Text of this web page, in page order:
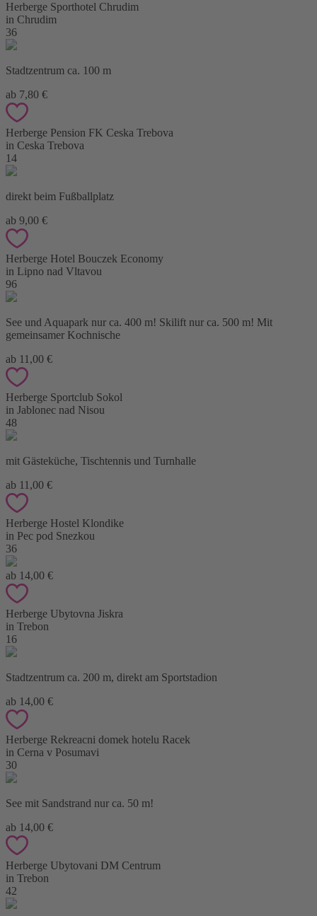
Herberge Sporthotel Chrudim
in Chrudim
36
Stadtzentrum ca. 100 m
ab 7,80 €
Herberge Pension FK Ceska Trebova
in Ceska Trebova
14
direkt beim Fußballplatz
ab 9,00 €
Herberge Hotel Bouczek Economy
in Lipno nad Vltavou
96
See und Aquapark nur ca. 400 m! Skilift nur ca. 500 m! Mit
gemeinsamer Kochnische
ab 11,00 €
Herberge Sportclub Sokol
in Jablonec nad Nisou
48
mit Gästeküche, Tischtennis und Turnhalle
ab 11,00 €
Herberge Hostel Klondike
in Pec pod Snezkou
36
ab 14,00 €
Herberge Ubytovna Jiskra
in Trebon
16
Stadtzentrum ca. 200 m, direkt am Sportstadion
ab 14,00 €
Herberge Rekreacni domek hotelu Racek
in Cerna v Posumavi
30
See mit Sandstrand nur ca. 50 m!
ab 14,00 €
Herberge Ubytovani DM Centrum
in Trebon
42